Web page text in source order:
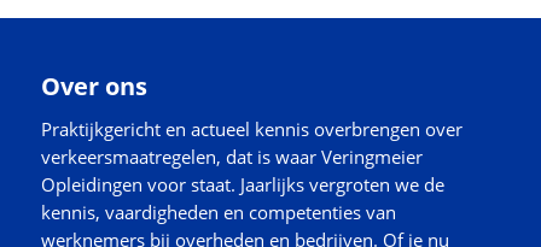
Over ons
Praktijkgericht en actueel kennis overbrengen over
verkeersmaatregelen, dat is waar Veringmeier
Opleidingen voor staat. Jaarlijks vergroten we de
kennis, vaardigheden en competenties van
werknemers bij overheden en bedrijven. Of je nu